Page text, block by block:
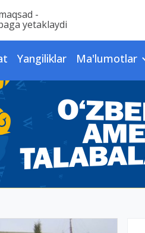
-
yetaklaydi
Yangiliklar Ma'lumotlar